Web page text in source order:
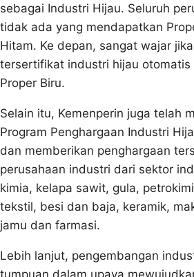
sebagai Industri Hijau. Seluruh
tidak ada yang mendapatkan
Hitam. Ke depan, sangat wajar
tersertifikat industri hijau otomatis
Proper Biru.
Selain itu, Kemenperin juga telah
Program Penghargaan Industri
dan memberikan penghargaan
perusahaan industri dari sektor
kimia, kelapa sawit, gula,
tekstil, besi dan baja, keramik,
jamu dan farmasi.
Lebih lanjut, pengembangan
tumpuan dalam upaya